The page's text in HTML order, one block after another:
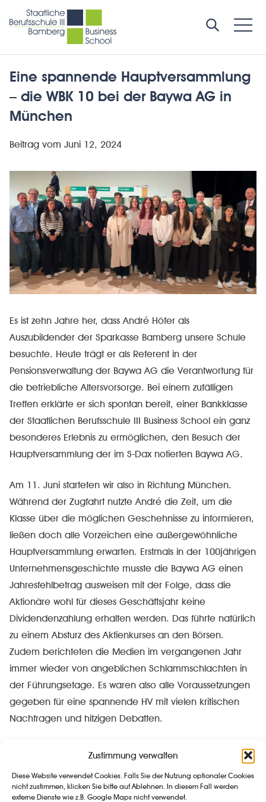
Zustimmung verwalten
Diese Website verwendet Cookies. Falls Sie der Nutzung optionaler Cookies
nicht zustimmen, klicken Sie bitte auf Ablehnen. In diesem Fall werden
externe Dienste wie z.B. Google Maps nicht verwendet.
Eine spannende Hauptversammlung
– die WBK 10 bei der Baywa AG in
München
Beitrag vom Juni 12, 2024
Es ist zehn Jahre her, dass André Höfer als
Auszubildender der Sparkasse Bamberg unsere Schule
besuchte. Heute trägt er als Referent in der
Pensionsverwaltung der Baywa AG die Verantwortung für
die betriebliche Altersvorsorge. Bei einem zufälligen
Treffen erklärte er sich spontan bereit, einer Bankklasse
der Staatlichen Berufsschule III Business School ein ganz
besonderes Erlebnis zu ermöglichen, den Besuch der
Hauptversammlung der im S-Dax notierten Baywa AG.
Am 11. Juni starteten wir also in Richtung München.
Während der Zugfahrt nutzte André die Zeit, um die
Klasse über die möglichen Geschehnisse zu informieren,
ließen doch alle Vorzeichen eine außergewöhnliche
Hauptversammlung erwarten. Erstmals in der 100jährigen
Unternehmensgeschichte musste die Baywa AG einen
Jahresfehlbetrag ausweisen mit der Folge, dass die
Aktionäre wohl für dieses Geschäftsjahr keine
Dividendenzahlung erhalten werden. Das führte natürlich
zu einem Absturz des Aktienkurses an den Börsen.
Zudem berichteten die Medien im vergangenen Jahr
immer wieder von angeblichen Schlammschlachten in
der Führungsetage. Es waren also alle Voraussetzungen
gegeben für eine spannende HV mit vielen kritischen
Nachfragen und hitzigen Debatten.